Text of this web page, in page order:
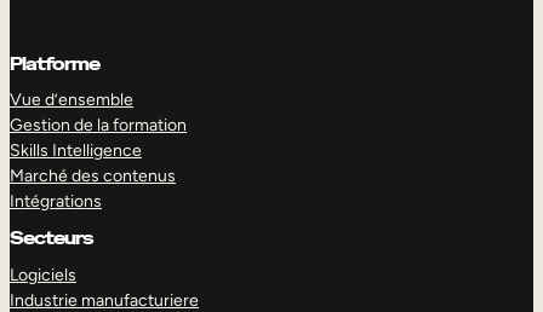
Platforme
Vue d’ensemble
Gestion de la formation
Skills Intelligence
Marché des contenus
Intégrations
Secteurs
Logiciels
Industrie manufacturiere